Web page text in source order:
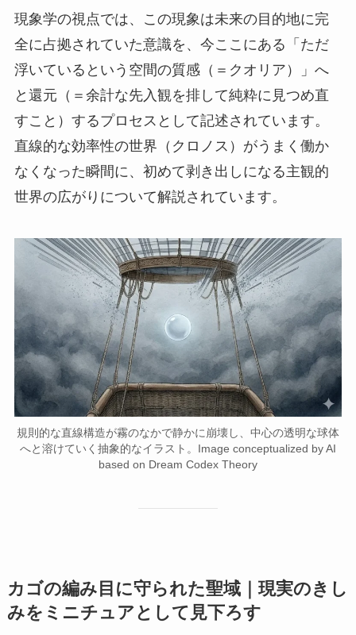
現象学の視点では、この現象は未来の目的地に完
全に占拠されていた意識を、今ここにある「ただ
浮いているという空間の質感（＝クオリア）」へ
と還元（＝余計な先入観を排して純粋に見つめ直
すこと）するプロセスとして記述されています。
直線的な効率性の世界（クロノス）がうまく働か
なくなった瞬間に、初めて剥き出しになる主観的
世界の広がりについて解説されています。
規則的な直線構造が霧のなかで静かに崩壊し、中心の透明な球体
へと溶けていく抽象的なイラスト。Image conceptualized by AI
based on Dream Codex Theory
カゴの編み目に守られた聖域｜現実のきし
みをミニチュアとして見下ろす